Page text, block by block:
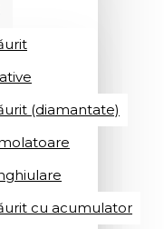
(diamantate)
cu acumulator